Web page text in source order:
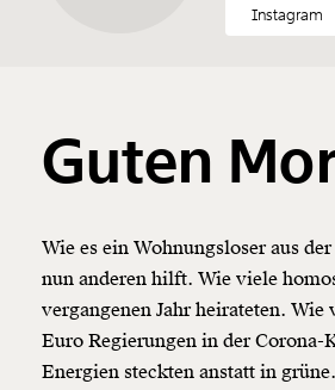
Instagram
Guten
Wie es ein Wohnungsloser aus
nun anderen hilft. Wie viele
vergangenen Jahr heirateten.
Euro Regierungen in der Corona-
Energien steckten anstatt in